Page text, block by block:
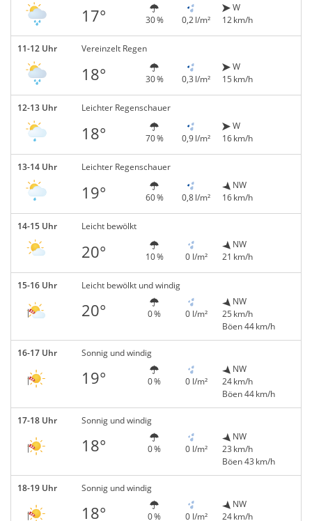
17° 30 % 0,2 l/m²
W
12 km/h
11-12 Uhr Vereinzelt Regen
18° 30 % 0,3 l/m²
W
15 km/h
12-13 Uhr Leichter Regenschauer
18° 70 % 0,9 l/m²
W
16 km/h
13-14 Uhr Leichter Regenschauer
19° 60 % 0,8 l/m²
NW
16 km/h
14-15 Uhr Leicht bewölkt
20° 10 % 0 l/m²
NW
21 km/h
15-16 Uhr Leicht bewölkt und windig
20° 0 % 0 l/m²
NW
25 km/h
Böen 44 km/h
16-17 Uhr Sonnig und windig
19° 0 % 0 l/m²
NW
24 km/h
Böen 44 km/h
17-18 Uhr Sonnig und windig
18° 0 % 0 l/m²
NW
23 km/h
Böen 43 km/h
18-19 Uhr Sonnig und windig
18° 0 % 0 l/m²
NW
24 km/h